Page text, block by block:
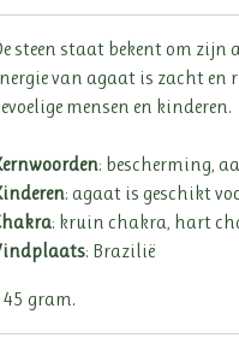
steen staat bekent om zijn
van agaat is zacht en
mensen en kinderen.
: bescherming,
: agaat is geschikt
: kruin chakra, hart
: Brazilië
gram.